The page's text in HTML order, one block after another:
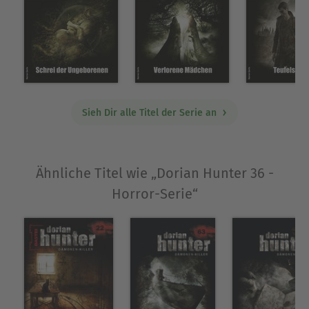
Sieh Dir alle Titel der Serie an
Ähnliche Titel wie „Dorian Hunter 36 -
Horror-Serie“